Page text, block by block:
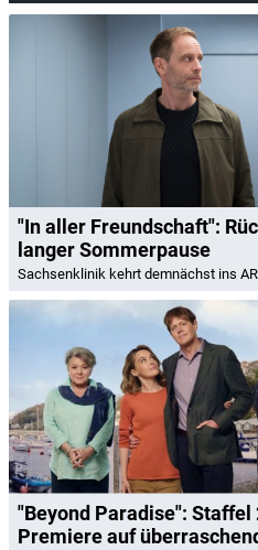
"In aller Freundschaft":
langer Sommerpause
Sachsenklinik kehrt demnächst ins
"Beyond Paradise":
Premiere auf